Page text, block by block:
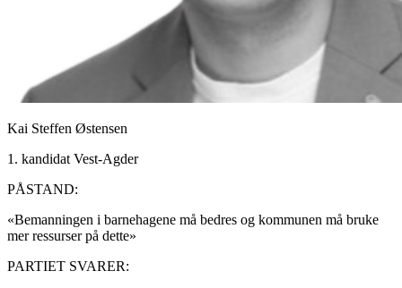
Kai Steffen Østensen
1. kandidat Vest-Agder
PÅSTAND:
«Bemanningen i barnehagene må bedres og kommunen må bruke
mer ressurser på dette»
PARTIET SVARER: